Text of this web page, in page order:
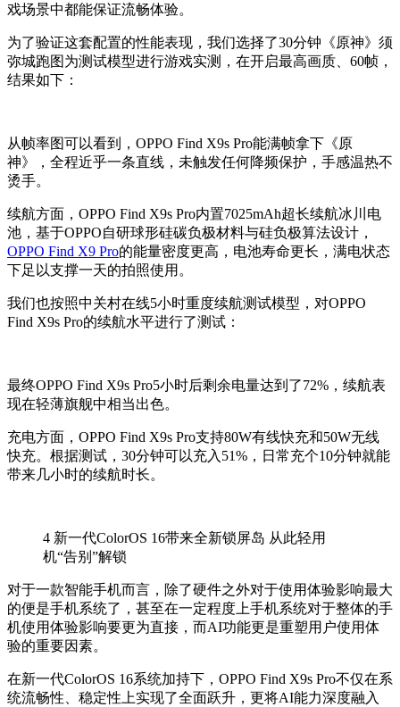
戏场景中都能保证流畅体验。
为了验证这套配置的性能表现，我们选择了30分钟《原神》须
弥城跑图为测试模型进行游戏实测，在开启最高画质、60帧，
结果如下：
从帧率图可以看到，OPPO Find X9s Pro能满帧拿下《原
神》，全程近乎一条直线，未触发任何降频保护，手感温热不
烫手。
续航方面，OPPO Find X9s Pro内置7025mAh超长续航冰川电
池，基于OPPO自研球形硅碳负极材料与硅负极算法设计，
OPPO Find X9 Pro的能量密度更高，电池寿命更长，满电状态
下足以支撑一天的拍照使用。
我们也按照中关村在线5小时重度续航测试模型，对OPPO
Find X9s Pro的续航水平进行了测试：
最终OPPO Find X9s Pro5小时后剩余电量达到了72%，续航表
现在轻薄旗舰中相当出色。
充电方面，OPPO Find X9s Pro支持80W有线快充和50W无线
快充。根据测试，30分钟可以充入51%，日常充个10分钟就能
带来几小时的续航时长。
4 新一代ColorOS 16带来全新锁屏岛 从此轻用
机“告别”解锁
对于一款智能手机而言，除了硬件之外对于使用体验影响最大
的便是手机系统了，甚至在一定程度上手机系统对于整体的手
机使用体验影响要更为直接，而AI功能更是重塑用户使用体
验的重要因素。
在新一代ColorOS 16系统加持下，OPPO Find X9s Pro不仅在系
统流畅性、稳定性上实现了全面跃升，更将AI能力深度融入